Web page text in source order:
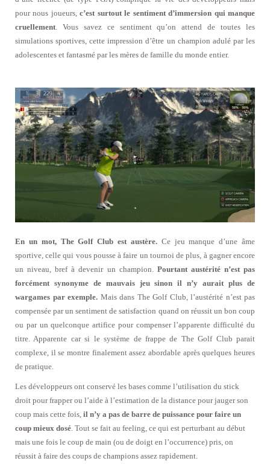
pour nous joueurs,c’est surtout le sentiment d’immersion qui manque
cruellement . Vous savez ce sentiment qu’on attend de toutes les
simulations sportives, cette impression d’être un champion adulé par les
adolescentes et fantasmé par les mères de famille du monde entier.
En un mot, The Golf Club est austère.Ce jeu manque d’une âme
sportive, celle qui vous pousse à faire un tournoi de plus, à gagner encore
un niveau, bref à devenir un champion. Pourtant austérité n’est pas
forcément synonyme de mauvais jeu sinon il n’y aurait plus de
wargames par exemple. Mais dans The Golf Club, l’austérité n’est pas
compensée par un sentiment de satisfaction quand on réussit un bon coup
ou par un quelconque artifice pour compenser l’apparente difficulté du
titre. Apparente car si le système de frappe de The Golf Club parait
complexe, il se montre finalement assez abordable après quelques heures
de pratique.
Les développeurs ont conservé les bases comme l’utilisation du stick
droit pour frapper ou l’aide à l’estimation de la distance pour jauger son
coup mais cette fois, il n’y a pas de barre de puissance pour faire un
coup mieux dosé. Tout se fait au feeling, ce qui est perturbant au début
mais une fois le coup de main (ou de doigt en l’occurrence) pris, on
réussit à faire des coups de champions assez rapidement.